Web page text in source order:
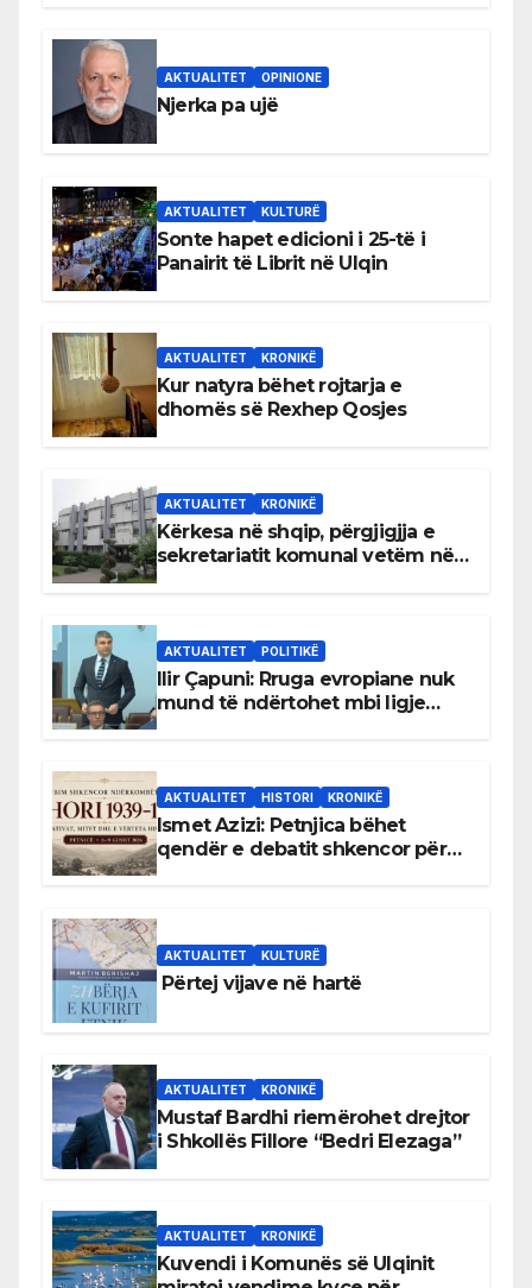
AKTUALITET OPINIONE
Njerka pa ujë
AKTUALITET KULTURË
Sonte hapet edicioni i 25-të i
Panairit të Librit në Ulqin
AKTUALITET KRONIKË
Kur natyra bëhet rojtarja e
dhomës së Rexhep Qosjes
AKTUALITET KRONIKË
Kërkesa në shqip, përgjigjja e
sekretariatit komunal vetëm në
AKTUALITET POLITIKË
Ilir Çapuni: Rruga evropiane nuk
mund të ndërtohet mbi ligje
AKTUALITET HISTORI KRONIKË
Ismet Azizi: Petnjica bëhet
qendër e debatit shkencor për
AKTUALITET KULTURË
Përtej vijave në hartë
AKTUALITET KRONIKË
Mustaf Bardhi riemërohet drejtor
i Shkollës Fillore “Bedri Elezaga”
AKTUALITET KRONIKË
Kuvendi i Komunës së Ulqinit